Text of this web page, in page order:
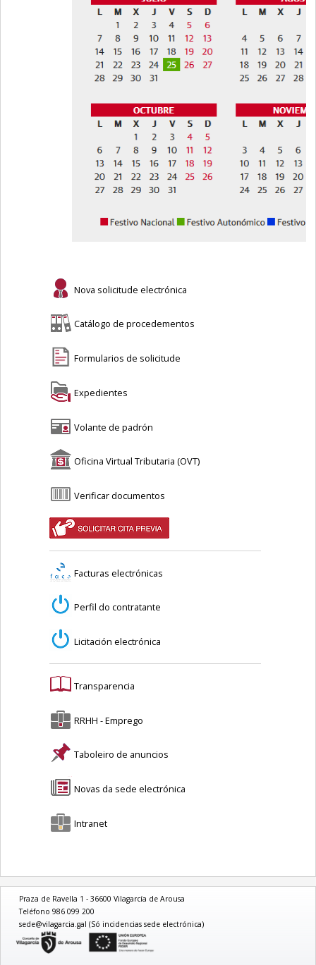
Nova solicitude electrónica
Catálogo de procedementos
Formularios de solicitude
Expedientes
Volante de padrón
Oficina Virtual Tributaria (OVT)
Verificar documentos
Facturas electrónicas
Perfil do contratante
Licitación electrónica
Transparencia
RRHH - Emprego
Taboleiro de anuncios
Novas da sede electrónica
Intranet
Praza de Ravella 1 - 36600 Vilagarcía de Arousa
Teléfono 986 099 200
sede@vilagarcia.gal (Só incidencias sede electrónica)